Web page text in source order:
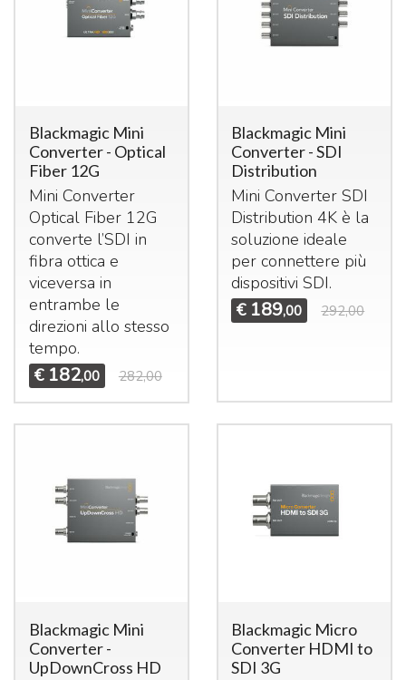
Blackmagic Mini
Converter - Optical
Fiber 12G
Mini Converter
Optical Fiber 12G
converte l’SDI in
fibra ottica e
viceversa in
entrambe le
direzioni allo stesso
tempo.
€ 182,00 282,00
Blackmagic Mini
Converter - SDI
Distribution
Mini ConverterSDI
Distribution 4K è la
soluzione ideale
per connettere più
dispositiviSDI.
€ 189,00 292,00
Blackmagic Mini
Converter -
UpDownCross HD
Blackmagic Micro
Converter HDMI to
SDI 3G